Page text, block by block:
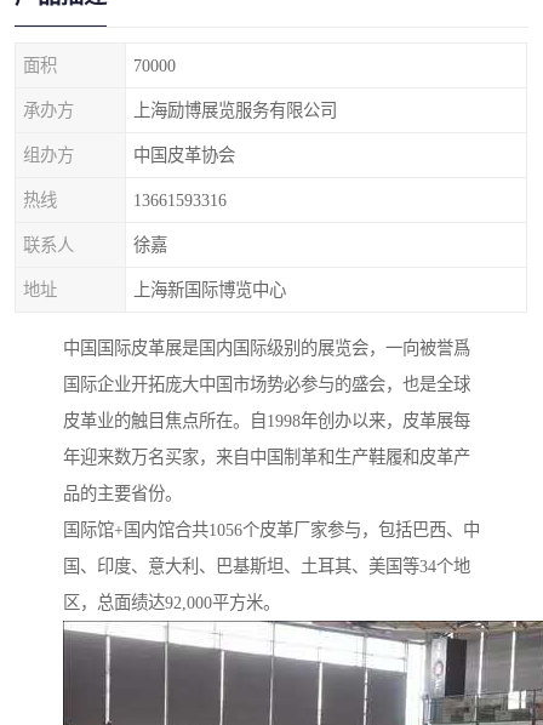
面积 70000
承办方 上海励博展览服务有限公司
组办方 中国皮革协会
热线 13661593316
联系人 徐嘉
地址 上海新国际博览中心
中国国际皮革展是国内国际级别的展览会，一向被誉爲
国际企业开拓庞大中国市场势必参与的盛会，也是全球
皮革业的触目焦点所在。自1998年创办以来，皮革展每
年迎来数万名买家，来自中国制革和生产鞋履和皮革产
品的主要省份。
国际馆+国内馆合共1056个皮革厂家参与，包括巴西、中
国、印度、意大利、巴基斯坦、土耳其、美国等34个地
区，总面绩达92,000平方米。